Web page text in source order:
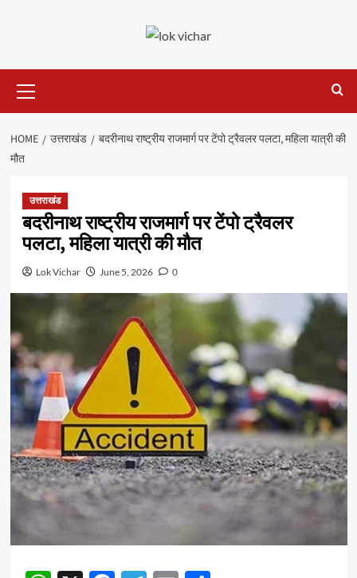
Menu
HOME उत्तराखंड
बदरीनाथ राष्ट्रीय राजमार्ग पर टेंपो ट्रैवलर पलटा, महिला यात्री की
मौत
उत्तराखंड
बदरीनाथ राष्ट्रीय राजमार्ग पर टेंपो ट्रैवलर
पलटा, महिला यात्री की मौत
Lok Vichar June 5, 2026 0